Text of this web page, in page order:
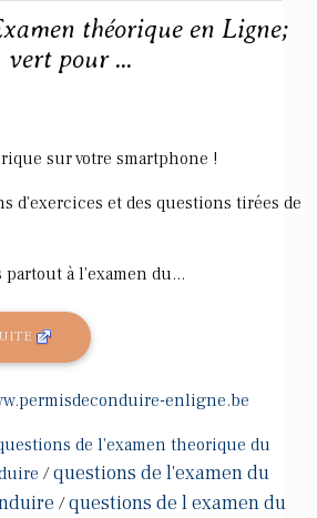
théorique en Ligne;
vert pour ...
sur votre smartphone !
d'exercices et des questions tirées de
partout à l'examen du...
enligne.be
de l'examen theorique du
/questions de l'examen du
/questions de l examen du